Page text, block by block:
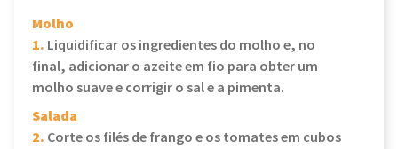
Molho
1. Liquidificar os ingredientes do molho e, no
final, adicionar o azeite em fio para obter um
molho suave e corrigir o sal e a pimenta.
Salada
2. Corte os filés de frango e os tomates em cubos